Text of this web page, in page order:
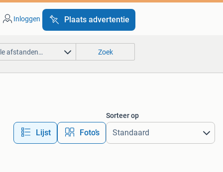
Inloggen Plaats advertentie
afstanden… Zoek
Lijst Foto’s
Sorteer op